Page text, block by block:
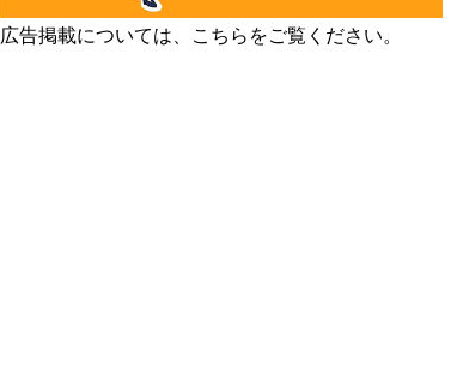
広告掲載については、こちらをご覧ください。